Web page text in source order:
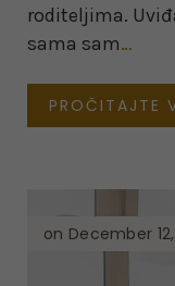
roditeljima.
sama sam…
PROČITAJTE
on December